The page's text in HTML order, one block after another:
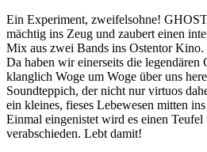
Ein Experiment, zweifelsohne!
mächtig ins Zeug und zaubert einen
Mix aus zwei Bands ins Ostentor Kino.
Da haben wir einerseits die
klanglich Woge um Woge über uns
Soundteppich, der nicht nur virtuos
ein kleines, fieses Lebewesen mitten
Einmal eingenistet wird es einen
verabschieden. Lebt damit!